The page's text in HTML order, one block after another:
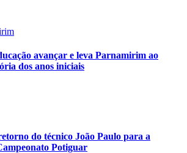
avançar e leva Parnamirim ao
dos anos iniciais
do técnico João Paulo para a
Potiguar